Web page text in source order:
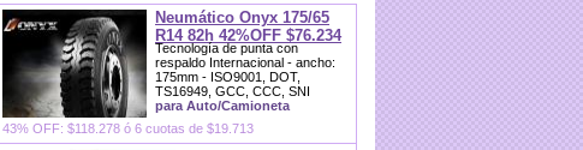
Neumático Onyx 175/65
R14 82h 42%OFF $76.234
Tecnología de punta con
respaldo Internacional - ancho:
175mm - ISO9001, DOT,
TS16949, GCC, CCC, SNI
para Auto/Camioneta
43% OFF: $118.278 ó 6 cuotas de $19.713